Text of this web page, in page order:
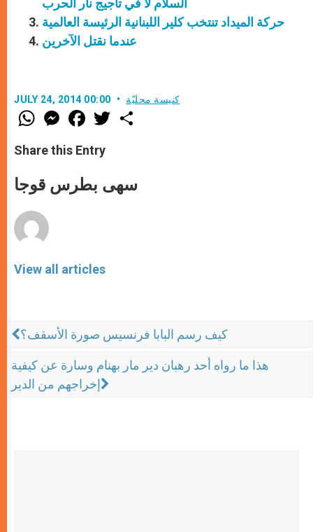
السلام لا في تأجيج نار الحرب
حركة الميداد تنتخب كلير اللبنانية الرئيسة العالمية
عندما نقتل الآخرين
JULY 24, 2014 00:00 كنيسة محليّة
W
h
t
s
p
p
M
e
s
e
e
F
a
e
b
k
w
Share this Entry
سهى بطرس قوجا
View all articles
كيف رسم البابا فرنسيس صورة الأسقف؟
هذا ما رواه أحد رهبان دير مار بهنام وسارة عن كيفية
إخراجهم من الدير